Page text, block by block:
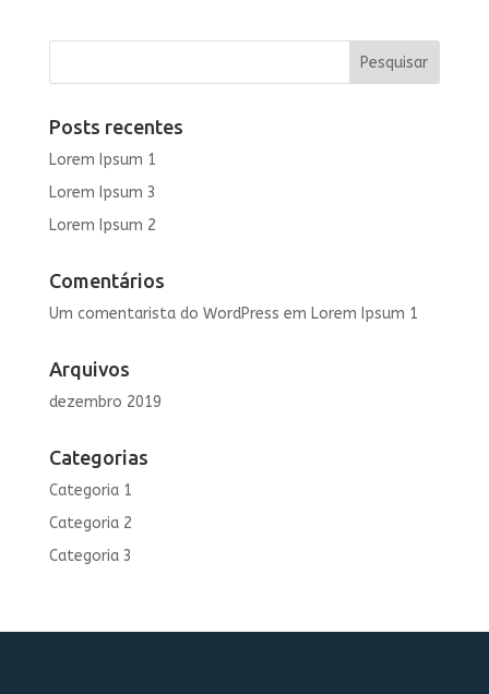
Posts recentes
Lorem Ipsum 1
Lorem Ipsum 3
Lorem Ipsum 2
Comentários
Um comentarista do WordPress em Lorem Ipsum 1
Arquivos
dezembro 2019
Categorias
Categoria 1
Categoria 2
Categoria 3